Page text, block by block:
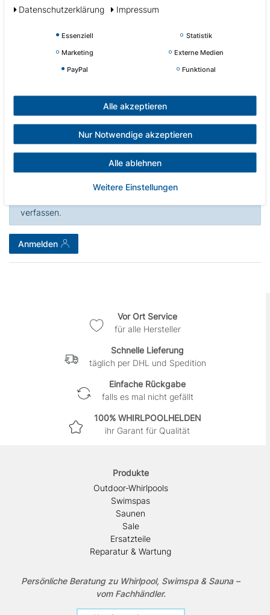
Kundenrezensionen (0)
0
4
0
2
0
1
verfassen.
Anmelden
Vor Ort Service
für alle Hersteller
Schnelle Lieferung
täglich per DHL und Spedition
Einfache Rückgabe
falls es mal nicht gefällt
100% WHIRLPOOLHELDEN
ihr Garant für Qualität
Produkte
Outdoor-Whirlpools
Swimspas
Saunen
Sale
Ersatzteile
Reparatur & Wartung
Persönliche Beratung zu Whirlpool, Swimspa & Sauna –
vom Fachhändler.
Daten­schutz­erklärung Impressum
Essenziell
Statistik
Marketing
Externe Medien
PayPal
Funktional
Alle akzeptieren
Nur Notwendige akzeptieren
Alle ablehnen
Weitere Einstellungen